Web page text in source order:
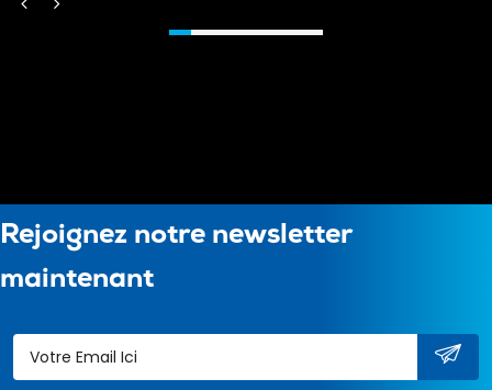
Rejoignez notre newsletter
maintenant